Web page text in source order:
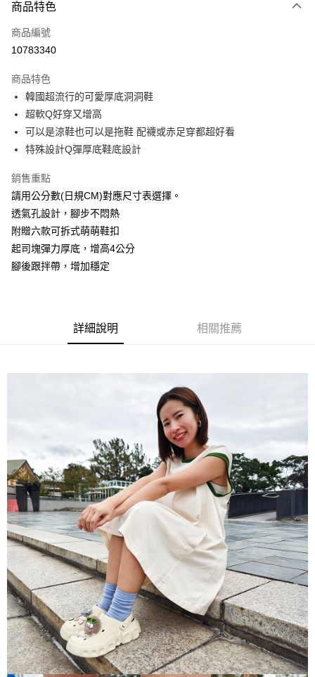
信用卡一次付款
信用卡分期付款
合作金庫商業銀行
華南商業銀行
上海商業儲蓄銀行
國泰世華商業銀行
兆豐國際商業銀行
臺灣中小企業銀行
聯邦商業銀行
元大商業銀行
永豐商業銀行
玉山商業銀行
台新國際商業銀行
台灣樂天信用卡公司
LINE Pay
Apple Pay
悠遊付
全盈+PAY
AFTEE先享後付
相關說明
【關於「AFTEE先享後付」】
AFTEE先享後付是「在收到商品之後才付款」的支付方式。 讓您購物簡單
【「AFTEE先享後付」結帳流程】
３．收到繳費通知簡訊後14天內，點擊此簡訊中的連結，可透過四大超商／
ATM／網路銀行／等多元方式進行付款，方視為交易完成。
※ 請注意：結帳手續完成當下不需立刻繳費，但若您需要取消訂單，請聯絡
購買商品的店家。未經商家同意取消之訂單仍視為有效，需透過AFTEE先享
後付繳納相關費用。
※ 交易是否成功請以「AFTEE先享後付 」之結帳頁面顯示為準，若有關於
是否繳費成功／繳費後需取消欲退款等相關疑問，請聯繫「AFTEE先享後付
客戶支援中心」https://netprotections.freshdesk.com/support/home
【注意事項】
１．透過由恩沛科技股份有限公司提供之「AFTEE先享後付」服務完成之交
易，需依本服務之必要範圍內提供個人資料，並將交易相關給付款項請求債
權轉讓予恩沛科技股份有限公司。
２．關於個人資料處理事宜，請瀏覽以下網址：
https://aftee.tw/terms/#terms3
３．未成年的使用者請事先徵得法定代理人或監護人之同意方可使用
「AFTEE先享後付」，若未經同意申辦者引起之損失，本公司不負相關責
任。
４．使用「AFTEE先享後付」時，將依據個別帳號之用戶狀況，依本公司即
時審查核予不同之上限額度；若仍有額度不足之情形，本公司將視審查結果
請求用戶進行身份認證。
５．嚴禁一人註冊多個帳號或使用他人資訊註冊。若發現惡意使用之情形，
恩沛科技股份有限公司將有權停止該用戶之使用額度並採取法律行動。
運送方式
商品特色
商品編號
10783340
商品特色
韓國超流行的可愛厚底洞洞鞋
超軟Q好穿又增高
可以是涼鞋也可以是拖鞋 配襪或赤足穿都超好看
特殊設計Q彈厚底鞋底設計
銷售重點
請用公分數(日規CM)對應尺寸表選擇。
透氣孔設計，腳步不悶熱
附贈六款可拆式萌萌鞋扣
起司塊彈力厚底，增高4公分
腳後跟拌帶，增加穩定
詳細說明 相關推薦